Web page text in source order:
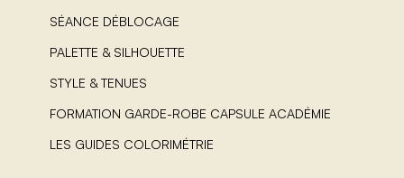
SÉANCE DÉBLOCAGE
PALETTE & SILHOUETTE
STYLE & TENUES
FORMATION GARDE-ROBE CAPSULE ACADÉMIE
LES GUIDES COLORIMÉTRIE